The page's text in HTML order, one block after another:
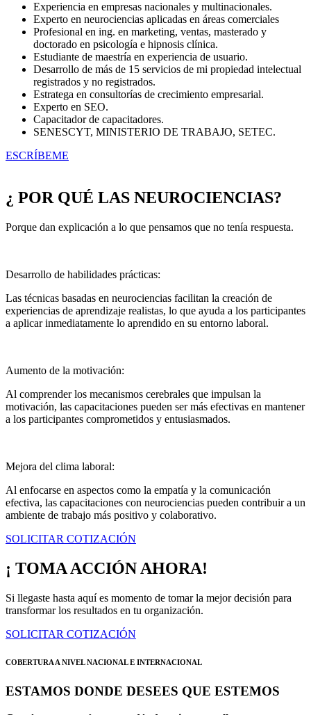
Experiencia en empresas nacionales y multinacionales.
Experto en neurociencias aplicadas en áreas comerciales
Profesional en ing. en marketing, ventas, masterado y
doctorado en psicología e hipnosis clínica.
Estudiante de maestría en experiencia de usuario.
Desarrollo de más de 15 servicios de mi propiedad intelectual
registrados y no registrados.
Estratega en consultorías de crecimiento empresarial.
Experto en SEO.
Capacitador de capacitadores.
SENESCYT, MINISTERIO DE TRABAJO, SETEC.
ESCRÍBEME
¿ POR QUÉ LAS NEUROCIENCIAS?
Porque dan explicación a lo que pensamos que no tenía respuesta.
Desarrollo de habilidades prácticas:
Las técnicas basadas en neurociencias facilitan la creación de
experiencias de aprendizaje realistas, lo que ayuda a los participantes
a aplicar inmediatamente lo aprendido en su entorno laboral.
Aumento de la motivación:
Al comprender los mecanismos cerebrales que impulsan la
motivación, las capacitaciones pueden ser más efectivas en mantener
a los participantes comprometidos y entusiasmados.
Mejora del clima laboral:
Al enfocarse en aspectos como la empatía y la comunicación
efectiva, las capacitaciones con neurociencias pueden contribuir a un
ambiente de trabajo más positivo y colaborativo.
SOLICITAR COTIZACIÓN
¡ TOMA ACCIÓN AHORA!
Si llegaste hasta aquí es momento de tomar la mejor decisión para
transformar los resultados en tu organización.
SOLICITAR COTIZACIÓN
COBERTURA A NIVEL NACIONAL E INTERNACIONAL
ESTAMOS DONDE DESEES QUE ESTEMOS